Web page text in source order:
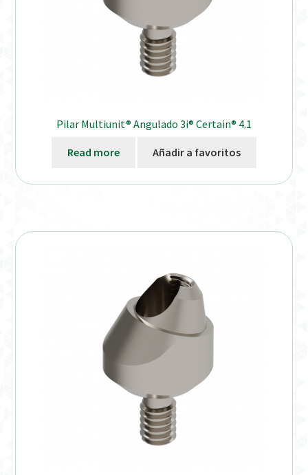
Pilar Multiunit® Angulado 3i® Certain® 4.1
Read more Añadir a favoritos